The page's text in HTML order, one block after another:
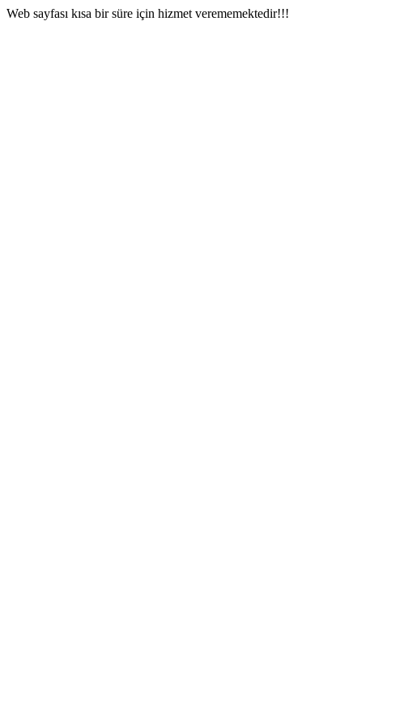
Web sayfası kısa bir süre için hizmet verememektedir!!!